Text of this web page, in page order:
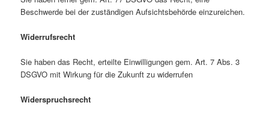
Beschwerde bei der zuständigen Aufsichtsbehörde einzureichen.
Widerrufsrecht
Sie haben das Recht, erteilte Einwilligungen gem. Art. 7 Abs. 3
DSGVO mit Wirkung für die Zukunft zu widerrufen
Widerspruchsrecht